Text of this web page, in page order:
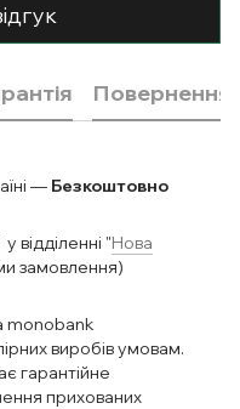
Повернення
— Безкоштовно
у відділенні "Нова
замовлення)
monobank
виробів умовам.
гарантійне
прихованих